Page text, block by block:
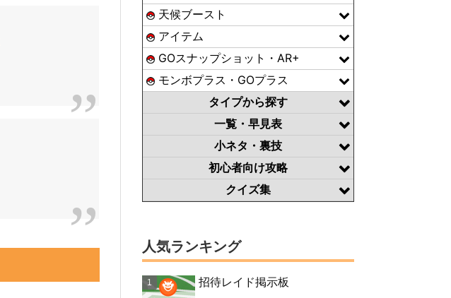
天候ブースト
アイテム
GOスナップショット・AR+
モンボプラス・GOプラス
タイプから探す
一覧・早見表
小ネタ・裏技
初心者向け攻略
クイズ集
人気ランキング
招待レイド掲示板